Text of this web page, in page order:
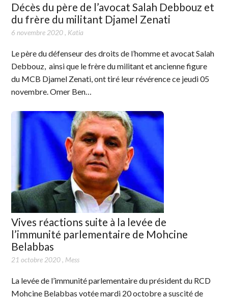
Décès du père de l’avocat Salah Debbouz et
du frère du militant Djamel Zenati
6 novembre 2020, Katia
Le père du défenseur des droits de l’homme et avocat Salah
Debbouz, ainsi que le frère du militant et ancienne figure
du MCB Djamel Zenati, ont tiré leur révérence ce jeudi 05
novembre. Omer Ben…
Vives réactions suite à la levée de
l’immunité parlementaire de Mohcine
Belabbas
21 octobre 2020, Mess
La levée de l’immunité parlementaire du président du RCD
Mohcine Belabbas votée mardi 20 octobre a suscité de